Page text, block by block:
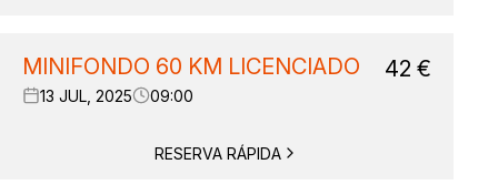
MINIFONDO 60 KM LICENCIADO
13 JUL, 2025 09:00
42 €
RESERVA RÁPIDA